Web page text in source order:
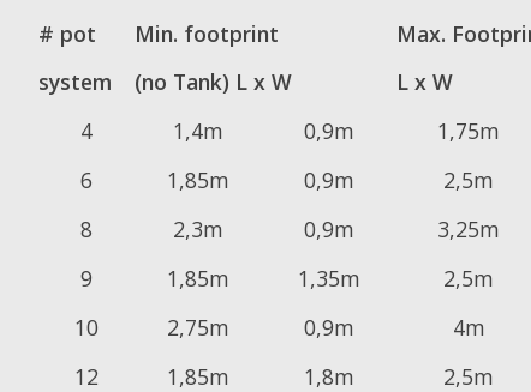
# pot
system
Min. footprint
(no Tank) L x W
Max.
L x W
4
1,4m 0,9m 1,75m
6
1,85m 0,9m 2,5m
8
2,3m 0,9m 3,25m
9
1,85m 1,35m 2,5m
10
2,75m 0,9m 4m
12
1,85m 1,8m 2,5m